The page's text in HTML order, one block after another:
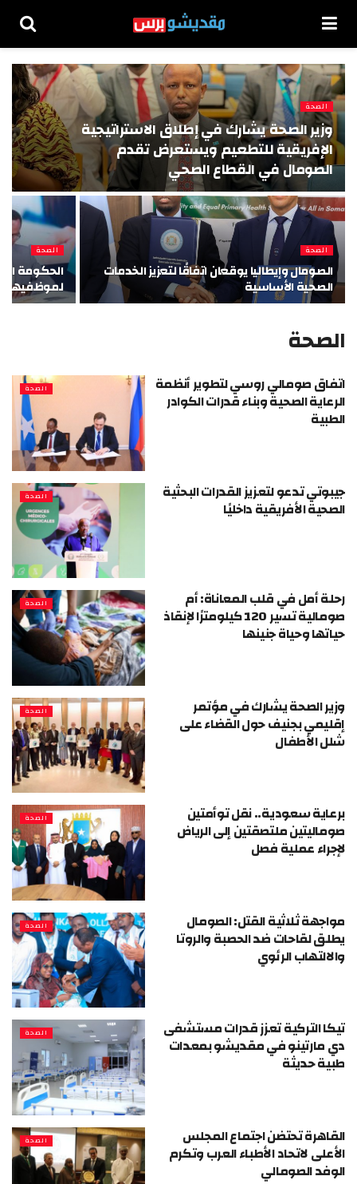
الصحة
وزير الصحة يشارك في إطلاق الاستراتيجية
الإفريقية للتطعيم ويستعرض تقدم
الصومال في القطاع الصحي
الصحة
الصومال وإيطاليا يوقعان اتفاقًا لتعزيز الخدمات
الصحية الأساسية
الصحة
الصحة
الصحة اتفاق صومالي روسي لتطوير أنظمة
الرعاية الصحية وبناء قدرات الكوادر
الطبية
الصحة جيبوتي تدعو لتعزيز القدرات البحثية
الصحية الأفريقية داخليًا
الصحة رحلة أمل في قلب المعاناة: أم
صومالية تسير 120 كيلومترًا لإنقاذ
حياتها وحياة جنينها
الصحة وزير الصحة يشارك في مؤتمر
إقليمي بجنيف حول القضاء على
شلل الأطفال
الصحة برعاية سعودية.. نقل توأمتين
صوماليتين ملتصقتين إلى الرياض
لإجراء عملية فصل
الصحة مواجهة ثلاثية القتل: الصومال
يطلق لقاحات ضد الحصبة والروتا
والالتهاب الرئوي
الصحة تيكا التركية تعزز قدرات مستشفى
دي مارتينو في مقديشو بمعدات
طبية حديثة
الصحة القاهرة تحتضن اجتماع المجلس
الأعلى لاتحاد الأطباء العرب وتكرم
الوفد الصومالي